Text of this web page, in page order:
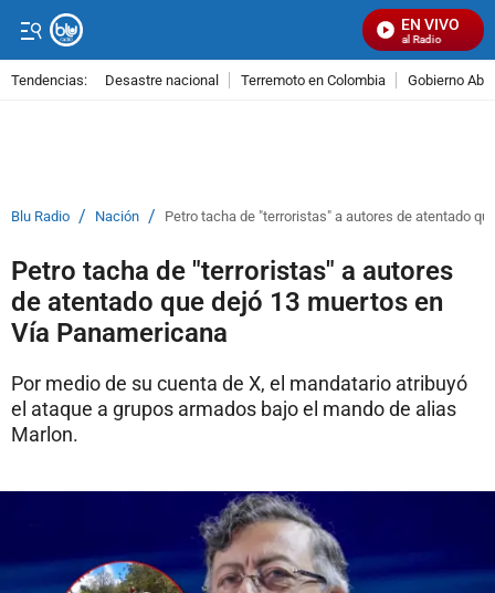
EN VIVO
Señal Visual Radio
Tendencias: Desastre nacional Terremoto en Colombia Gobierno
Blu Radio / Nación / Petro tacha de "terroristas" a autores de atentado
Petro tacha de "terroristas" a autores
de atentado que dejó 13 muertos en
Vía Panamericana
Por medio de su cuenta de X, el mandatario atribuyó
el ataque a grupos armados bajo el mando de alias
Marlon.